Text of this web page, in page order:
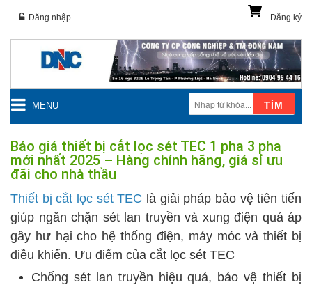
Đăng ký
Đăng nhập
MENU TÌM
Báo giá thiết bị cắt lọc sét TEC 1 pha 3 pha
mới nhất 2025 – Hàng chính hãng, giá sỉ ưu
đãi cho nhà thầu
Thiết bị cắt lọc sét TEC là giải pháp bảo vệ tiên tiến
giúp ngăn chặn sét lan truyền và xung điện quá áp
gây hư hại cho hệ thống điện, máy móc và thiết bị
điều khiển. Ưu điểm của cắt lọc sét TEC
Chống sét lan truyền hiệu quả, bảo vệ thiết bị